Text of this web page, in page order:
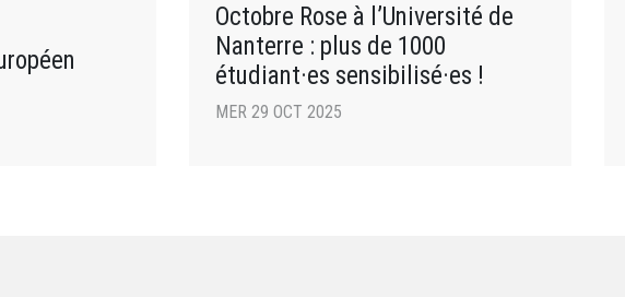
Octobre Rose à l’Université de
Nanterre : plus de 1000
étudiant·es sensibilisé·es !
MER 29 OCT 2025